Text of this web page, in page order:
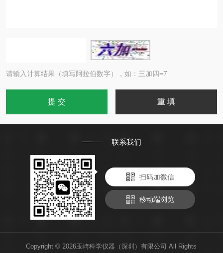
请输入计算结果（填写阿拉伯数字），如：三加四=7
联系我们
扫码加微信
移动端浏览
Copyright © 2026玉崎科学仪器（深圳）有限公司 All Rights